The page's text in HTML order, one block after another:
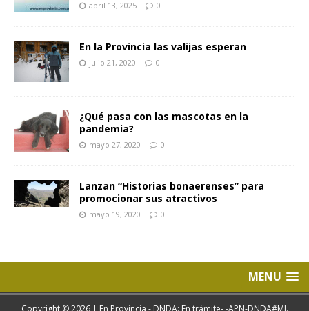
abril 13, 2025 0
En la Provincia las valijas esperan
julio 21, 2020 0
¿Qué pasa con las mascotas en la
pandemia?
mayo 27, 2020 0
Lanzan “Historias bonaerenses” para
promocionar sus atractivos
mayo 19, 2020 0
MENU
Copyright © 2026 | En Provincia - DNDA: En trámite- -APN-DNDA#MJ.